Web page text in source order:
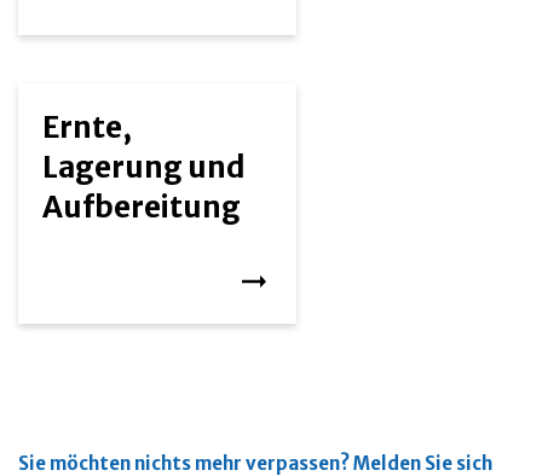
Ernte,
Lagerung und
Aufbereitung
Sie möchten nichts mehr verpassen?Melden Sie sich